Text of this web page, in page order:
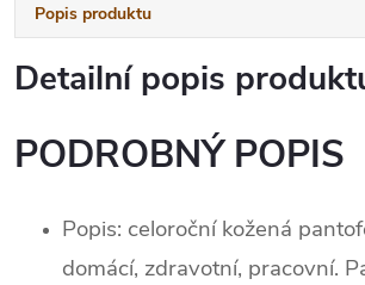
Popis produktu
Detailní popis
PODROBNÝ POPIS
Popis: celoroční kožená
domácí, zdravotní, pracovní.